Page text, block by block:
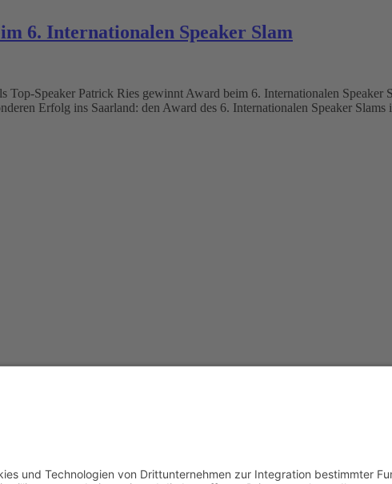
6. Internationalen Speaker Slam
Top-Speaker Patrick Ries gewinnt Award beim 6. Internationalen
Erfolg ins Saarland: den Award des 6. Internationalen Speaker